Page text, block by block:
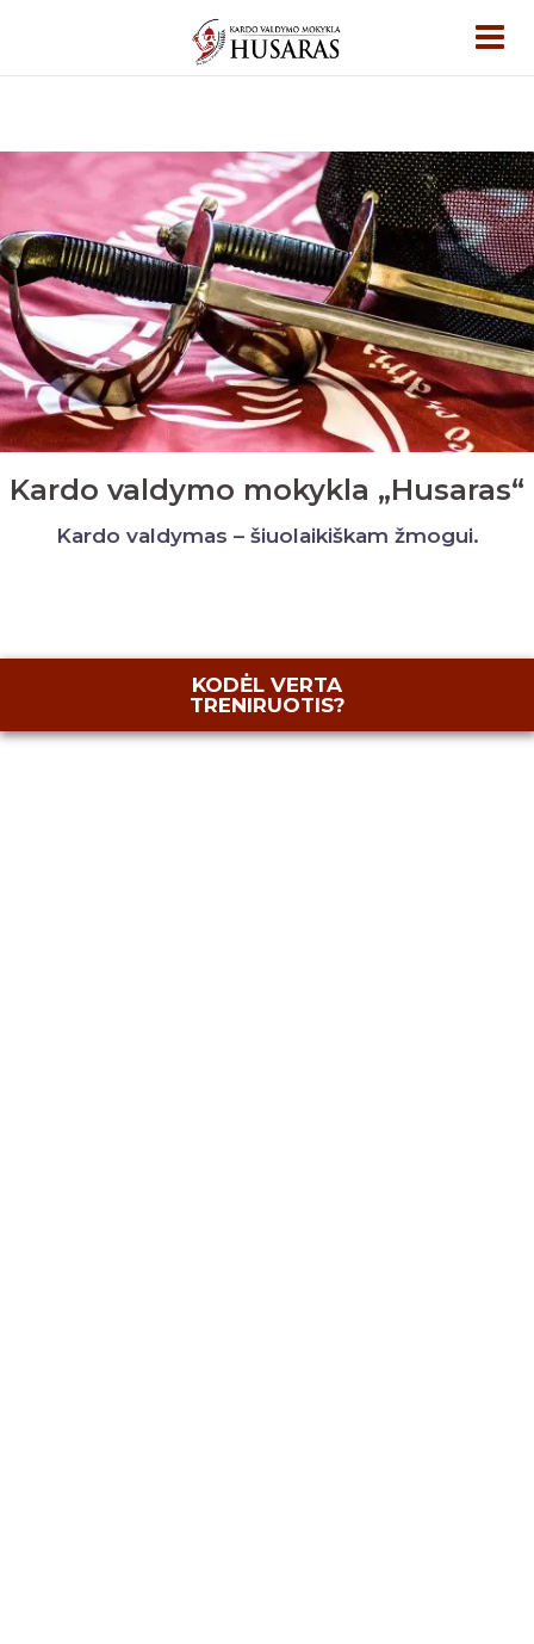
Kardo valdymo mokykla „Husaras“
Kardo valdymas – šiuolaikiškam žmogui.
KODĖL VERTA
TRENIRUOTIS?